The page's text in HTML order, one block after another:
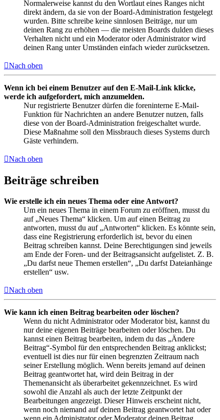
Normalerweise kannst du den Wortlaut eines Ranges nicht
direkt ändern, da sie von der Board-Administration festgelegt
wurden. Bitte schreibe keine sinnlosen Beiträge, nur um
deinen Rang zu erhöhen — die meisten Boards dulden dieses
Verhalten nicht und ein Moderator oder Administrator wird
deinen Rang unter Umständen einfach wieder zurücksetzen.
Nach oben
Wenn ich bei einem Benutzer auf den E-Mail-Link klicke,
werde ich aufgefordert, mich anzumelden.
Nur registrierte Benutzer dürfen die foreninterne E-Mail-
Funktion für Nachrichten an andere Benutzer nutzen, falls
diese von der Board-Administration freigeschaltet wurde.
Diese Maßnahme soll den Missbrauch dieses Systems durch
Gäste verhindern.
Nach oben
Beiträge schreiben
Wie erstelle ich ein neues Thema oder eine Antwort?
Um ein neues Thema in einem Forum zu eröffnen, musst du
auf „Neues Thema“ klicken. Um auf einen Beitrag zu
antworten, musst du auf „Antworten“ klicken. Es könnte sein,
dass eine Registrierung erforderlich ist, bevor du einen
Beitrag schreiben kannst. Deine Berechtigungen sind jeweils
am Ende der Foren- und der Beitragsansicht aufgelistet. Z. B.
„Du darfst neue Themen erstellen“, „Du darfst Dateianhänge
erstellen“ usw.
Nach oben
Wie kann ich einen Beitrag bearbeiten oder löschen?
Wenn du nicht Administrator oder Moderator bist, kannst du
nur deine eigenen Beiträge bearbeiten oder löschen. Du
kannst einen Beitrag bearbeiten, indem du das „Ändere
Beitrag“-Symbol für den entsprechenden Beitrag anklickst;
eventuell ist dies nur für einen begrenzten Zeitraum nach
seiner Erstellung möglich. Wenn bereits jemand auf deinen
Beitrag geantwortet hat, wird dein Beitrag in der
Themenansicht als überarbeitet gekennzeichnet. Es wird
sowohl die Anzahl als auch der letzte Zeitpunkt der
Bearbeitungen angezeigt. Dieser Hinweis erscheint nicht,
wenn noch niemand auf deinen Beitrag geantwortet hat oder
wenn ein Administrator oder Moderator deinen Beitrag